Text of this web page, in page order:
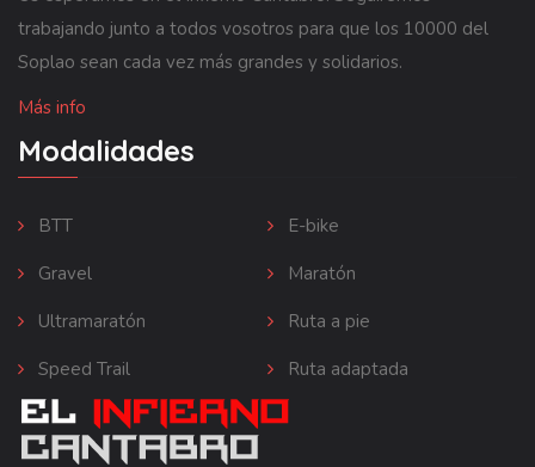
trabajando junto a todos vosotros para que los 10000 del
Soplao sean cada vez más grandes y solidarios.
Más info
Modalidades
BTT
E-bike
Gravel
Maratón
Ultramaratón
Ruta a pie
Speed Trail
Ruta adaptada